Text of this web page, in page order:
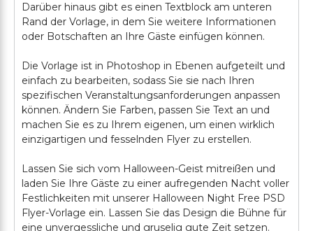
Darüber hinaus gibt es einen Textblock am unteren
Rand der Vorlage, in dem Sie weitere Informationen
oder Botschaften an Ihre Gäste einfügen können.
Die Vorlage ist in Photoshop in Ebenen aufgeteilt und
einfach zu bearbeiten, sodass Sie sie nach Ihren
spezifischen Veranstaltungsanforderungen anpassen
können. Ändern Sie Farben, passen Sie Text an und
machen Sie es zu Ihrem eigenen, um einen wirklich
einzigartigen und fesselnden Flyer zu erstellen.
Lassen Sie sich vom Halloween-Geist mitreißen und
laden Sie Ihre Gäste zu einer aufregenden Nacht voller
Festlichkeiten mit unserer Halloween Night Free PSD
Flyer-Vorlage ein. Lassen Sie das Design die Bühne für